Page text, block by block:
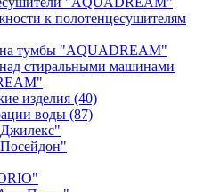
к полотенцесушителям
тумбы "AQUADREAM"
стиральными машинами
изделия (40)
воды (87)